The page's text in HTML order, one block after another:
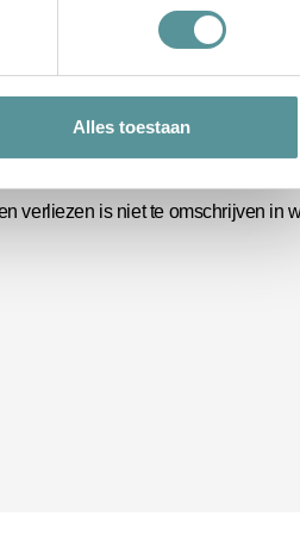
Alles toestaan
is intens en heftig. Je
verliezen is niet te omschrijven in